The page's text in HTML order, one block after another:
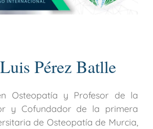
Pérez Batlle
Osteopatía y Profesor de la
y Cofundador de la primera
de Osteopatía de Murcia,